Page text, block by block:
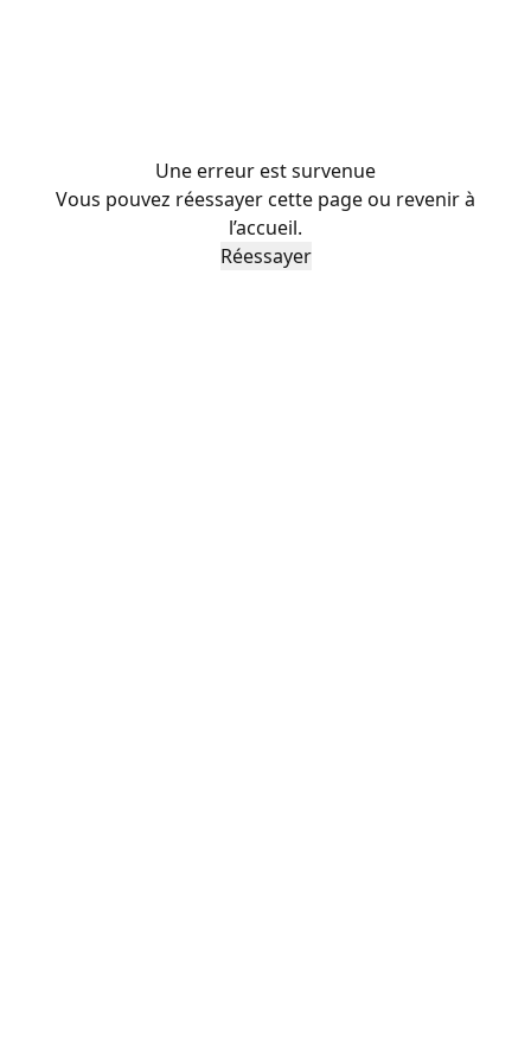
Une erreur est survenue
Vous pouvez réessayer cette page ou revenir à
l’accueil.
Réessayer